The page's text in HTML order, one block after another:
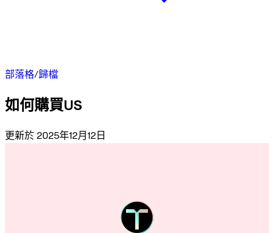
部落格/歸檔
如何購買US
更新於 2025年12月12日